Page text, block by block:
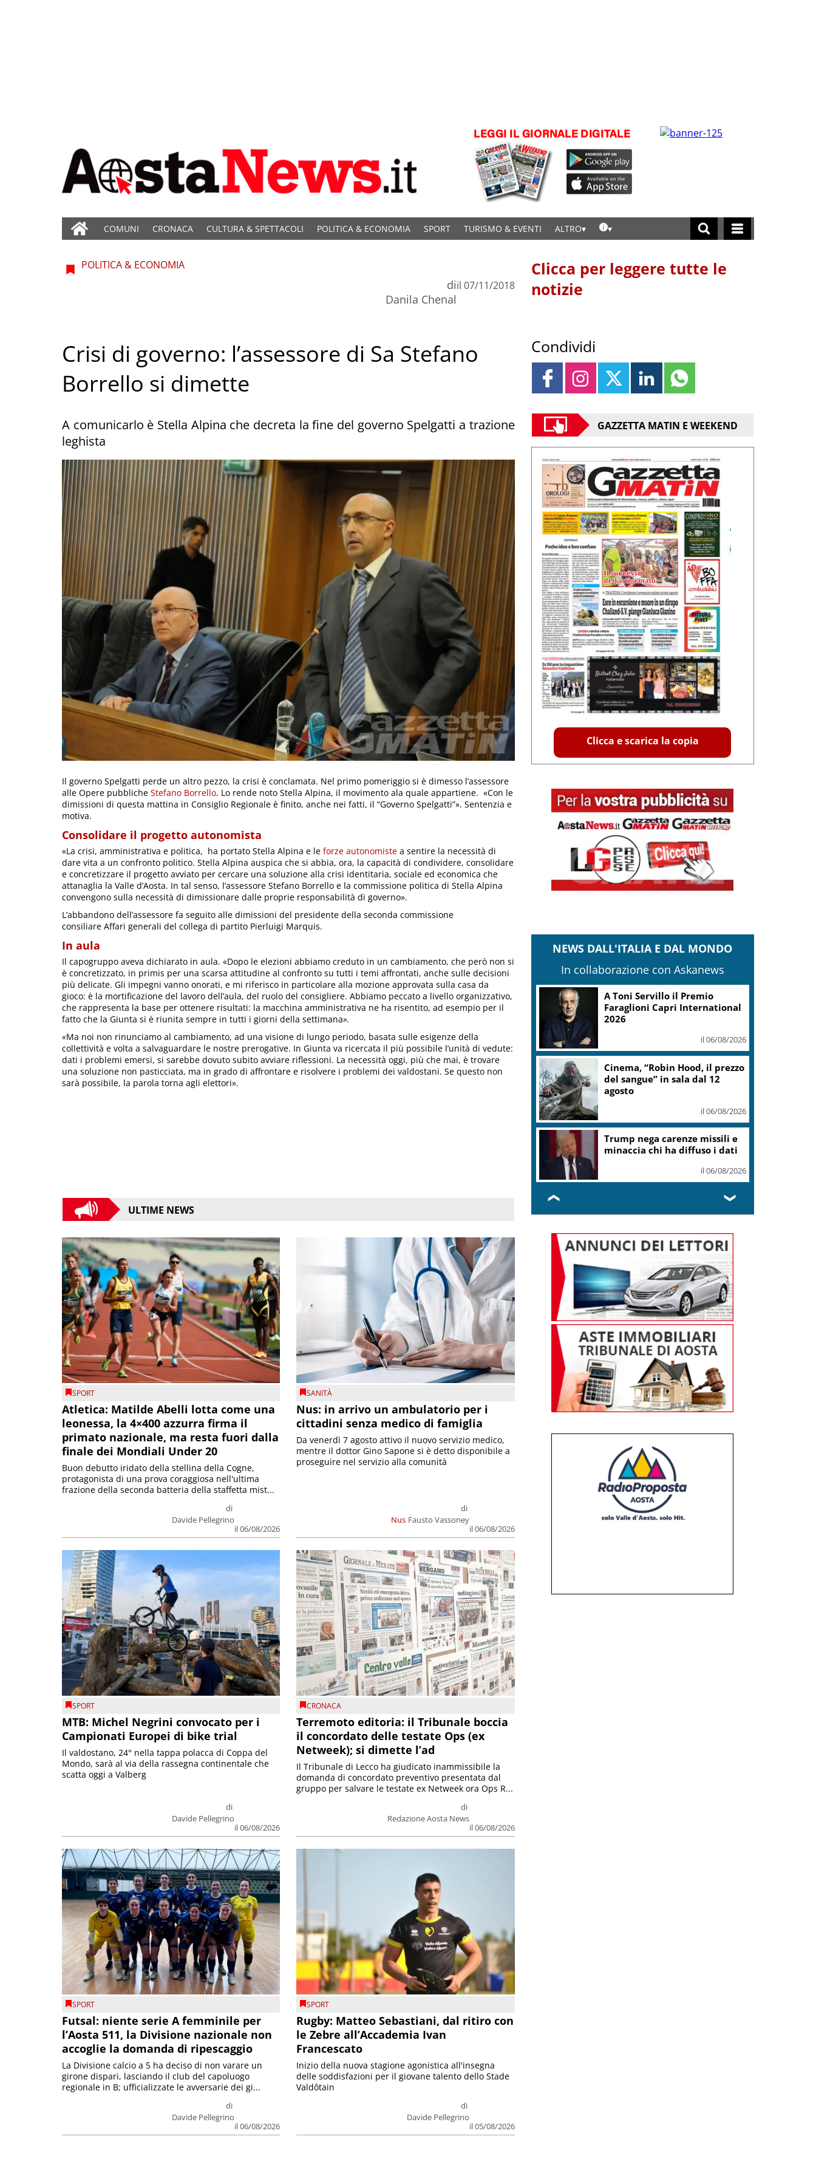
COMUNI CRONACA CULTURA & SPETTACOLI POLITICA & ECONOMIA SPORT TURISMO & EVENTI ALTRO
POLITICA & ECONOMIA
di
Danila Chenal
il 07/11/2018
Crisi di governo: l’assessore di Sa Stefano
Borrello si dimette
A comunicarlo è Stella Alpina che decreta la fine del governo Spelgatti a trazione
leghista
Il governo Spelgatti perde un altro pezzo, la crisi è conclamata. Nel primo pomeriggio si è dimesso l’assessore
alle Opere pubbliche Stefano Borrello. Lo rende noto Stella Alpina, il movimento ala quale appartiene. «Con le
dimissioni di questa mattina in Consiglio Regionale è finito, anche nei fatti, il “Governo Spelgatti”». Sentenzia e
motiva.
Consolidare il progetto autonomista
«La crisi, amministrativa e politica, ha portato Stella Alpina e le forze autonomiste a sentire la necessità di
dare vita a un confronto politico. Stella Alpina auspica che si abbia, ora, la capacità di condividere, consolidare
e concretizzare il progetto avviato per cercare una soluzione alla crisi identitaria, sociale ed economica che
attanaglia la Valle d’Aosta. In tal senso, l’assessore Stefano Borrello e la commissione politica di Stella Alpina
convengono sulla necessità di dimissionare dalle proprie responsabilità di governo».
L’abbandono dell’assessore fa seguito alle dimissioni del presidente della seconda commissione
consiliare Affari generali del collega di partito Pierluigi Marquis.
In aula
Il capogruppo aveva dichiarato in aula. «Dopo le elezioni abbiamo creduto in un cambiamento, che però non si
è concretizzato, in primis per una scarsa attitudine al confronto su tutti i temi affrontati, anche sulle decisioni
più delicate. Gli impegni vanno onorati, e mi riferisco in particolare alla mozione approvata sulla casa da
gioco: è la mortificazione del lavoro dell’aula, del ruolo del consigliere. Abbiamo peccato a livello organizzativo,
che rappresenta la base per ottenere risultati: la macchina amministrativa ne ha risentito, ad esempio per il
fatto che la Giunta si è riunita sempre in tutti i giorni della settimana».
«Ma noi non rinunciamo al cambiamento, ad una visione di lungo periodo, basata sulle esigenze della
collettività e volta a salvaguardare le nostre prerogative. In Giunta va ricercata il più possibile l’unità di vedute:
dati i problemi emersi, si sarebbe dovuto subito avviare riflessioni. La necessità oggi, più che mai, è trovare
una soluzione non pasticciata, ma in grado di affrontare e risolvere i problemi dei valdostani. Se questo non
sarà possibile, la parola torna agli elettori».
ULTIME NEWS
SPORT
Atletica: Matilde Abelli lotta come una
leonessa, la 4×400 azzurra firma il
primato nazionale, ma resta fuori dalla
finale dei Mondiali Under 20
di
Davide Pellegrino
il 06/08/2026
Buon debutto iridato della stellina della Cogne,
protagonista di una prova coraggiosa nell'ultima
frazione della seconda batteria della staffetta mist...
SANITÀ
Nus: in arrivo un ambulatorio per i
cittadini senza medico di famiglia
Nus
di
Fausto Vassoney
il 06/08/2026
Da venerdì 7 agosto attivo il nuovo servizio medico,
mentre il dottor Gino Sapone si è detto disponibile a
proseguire nel servizio alla comunità
SPORT
MTB: Michel Negrini convocato per i
Campionati Europei di bike trial
di
Davide Pellegrino
il 06/08/2026
Il valdostano, 24° nella tappa polacca di Coppa del
Mondo, sarà al via della rassegna continentale che
scatta oggi a Valberg
CRONACA
Terremoto editoria: il Tribunale boccia
il concordato delle testate Ops (ex
Netweek); si dimette l’ad
di
Redazione Aosta News
il 06/08/2026
Il Tribunale di Lecco ha giudicato inammissibile la
domanda di concordato preventivo presentata dal
gruppo per salvare le testate ex Netweek ora Ops R...
SPORT
Futsal: niente serie A femminile per
l’Aosta 511, la Divisione nazionale non
accoglie la domanda di ripescaggio
di
Davide Pellegrino
il 06/08/2026
La Divisione calcio a 5 ha deciso di non varare un
girone dispari, lasciando il club del capoluogo
regionale in B; ufficializzate le avversarie dei gi...
SPORT
Rugby: Matteo Sebastiani, dal ritiro con
le Zebre all’Accademia Ivan
Francescato
di
Davide Pellegrino
il 05/08/2026
Inizio della nuova stagione agonistica all'insegna
delle soddisfazioni per il giovane talento dello Stade
Valdôtain
Clicca per leggere tutte le
notizie
Condividi
GAZZETTA MATIN E WEEKEND
Clicca e scarica la copia
NEWS DALL'ITALIA E DAL MONDO
In collaborazione con Askanews
A Toni Servillo il Premio
Faraglioni Capri International
2026
il 06/08/2026
Cinema, “Robin Hood, il prezzo
del sangue” in sala dal 12
agosto
il 06/08/2026
Trump nega carenze missili e
minaccia chi ha diffuso i dati
il 06/08/2026
❮ ❯